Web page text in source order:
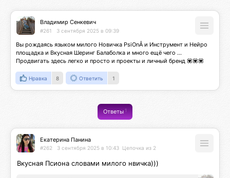
Владимир Сенкевич
#261 3 сентября 2025 в 09:39
Вы рождаясь языком милого Новичка PsiOnÅ и Инструмент и Нейро
площадка и Вкусная Шеринг Балаболка и много ещё чего ...
Продвигать здесь легко и просто и проекты и личный бренд 💟💟💟
Нравка 8 Ответить 1
Ответы 1
Екатерина Панина
#262 3 сентября 2025 в 10:43 Цепочка из 2
Вкусная Псиона словами милого нвичка)))